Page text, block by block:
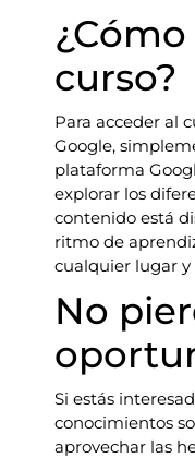
curso?
Para acceder al
Google,
plataforma
explorar los
contenido está
ritmo de
cualquier lugar
No
Si estás
conocimientos
aprovechar las